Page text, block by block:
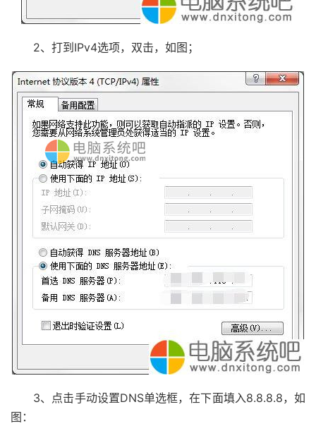
2、打到IPv4选项，双击，如图；
3、点击手动设置DNS单选框，在下面填入8.8.8.8，如
图：